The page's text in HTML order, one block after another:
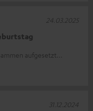
aufgesetzt...
24.03.2025
31.12.2024